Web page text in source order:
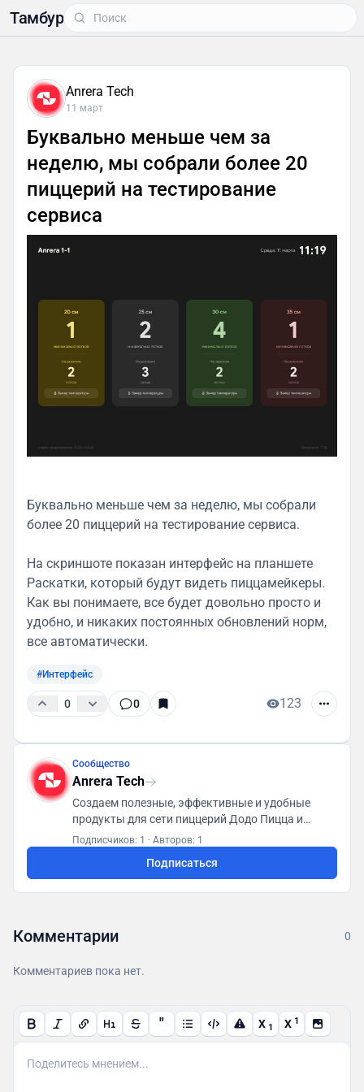
Тамбур
Anrera Tech
11 март
Буквально меньше чем за
неделю, мы собрали более 20
пиццерий на тестирование
сервиса
Буквально меньше чем за неделю, мы собрали
более 20 пиццерий на тестирование сервиса.
На скриншоте показан интерфейс на планшете
Раскатки, который будут видеть пиццамейкеры.
Как вы понимаете, все будет довольно просто и
удобно, и никаких постоянных обновлений норм,
все автоматически.
#Интерфейс
0 0 123
Сообщество
Anrera Tech
Создаем полезные, эффективные и удобные
продукты для сети пиццерий Додо Пицца и
Дринкит. Маркет: https://anrera.tech Связаться с
Подписчиков: 1 · Авторов: 1
Подписаться
Комментарии 0
Комментариев пока нет.
" X 1 X 1